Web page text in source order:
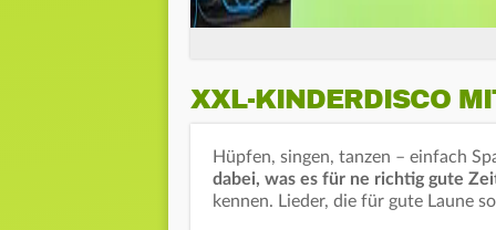
XXL-KINDERDISCO
Hüpfen, singen, tanzen – einfach
dabei, was es für ne richtig gute
kennen. Lieder, die für gute Laune